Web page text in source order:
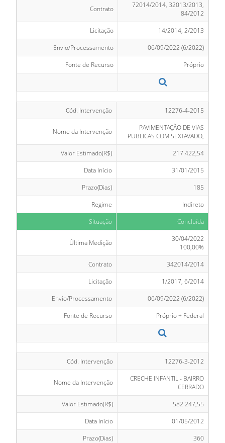
Contrato
72014/2014, 32013/2013,
84/2012
Licitação
14/2014, 2/2013
Envio/Processamento
06/09/2022 (6/2022)
Fonte de Recurso
Próprio
Cód. Intervenção 12276-4-2015
Nome da Intervenção
PAVIMENTAÇÃO DE VIAS
PUBLICAS COM SEXTAVADO,
Valor Estimado(R$)
217.422,54
Data Início
31/01/2015
Prazo(Dias)
185
Regime
Indireto
Situação
Concluída
Última Medição
30/04/2022
100,00%
Contrato
342014/2014
Licitação
1/2017, 6/2014
Envio/Processamento
06/09/2022 (6/2022)
Fonte de Recurso
Próprio + Federal
Cód. Intervenção 12276-3-2012
Nome da Intervenção
CRECHE INFANTIL - BAIRRO
CERRADO
Valor Estimado(R$)
582.247,55
Data Início
01/05/2012
Prazo(Dias)
360